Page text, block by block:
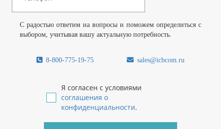
С радостью ответим на вопросы и поможем определиться с
выбором, учитывая вашу актуальную потребность.
8-800-775-19-75 sales@icbcom.ru
Я согласен с условиями
соглашения о
конфиденциальности.